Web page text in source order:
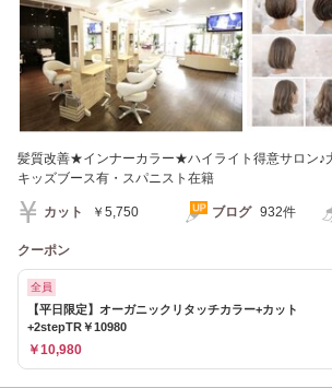
髪質改善★インナーカラー★ハイライト得意サロン♪
キッズブース有・スパニスト在籍
カット ￥5,750 ブログ 932件
クーポン
全員
【平日限定】オーガニックリタッチカラー+カット
+2stepTR￥10980
￥10,980